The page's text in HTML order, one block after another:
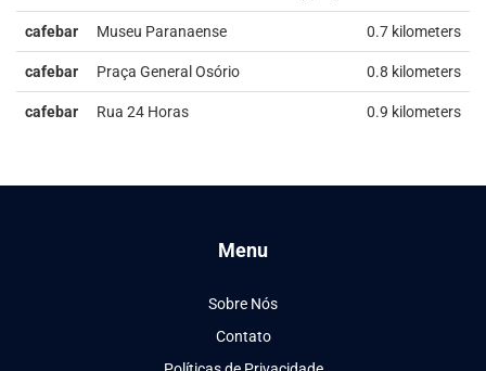
cafebar Museu Paranaense 0.7 kilometers
cafebar Praça General Osório 0.8 kilometers
cafebar Rua 24 Horas 0.9 kilometers
Menu
Sobre Nós
Contato